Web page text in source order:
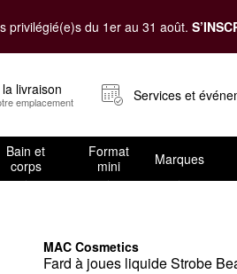
privilégié(e)s du 1er au 31 août.
livraison
emplacement Services et
Bain et
corps
Format
mini
Marques
MAC Cosmetics
Fard à joues liquide Strobe